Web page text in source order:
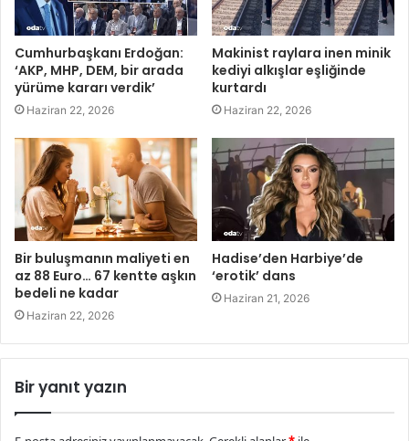
Cumhurbaşkanı Erdoğan:
‘AKP, MHP, DEM, bir arada
yürüme kararı verdik’
Haziran 22, 2026
Makinist raylara inen minik
kediyi alkışlar eşliğinde
kurtardı
Haziran 22, 2026
Bir buluşmanın maliyeti en
az 88 Euro… 67 kentte aşkın
bedeli ne kadar
Haziran 22, 2026
Hadise’den Harbiye’de
‘erotik’ dans
Haziran 21, 2026
Bir yanıt yazın